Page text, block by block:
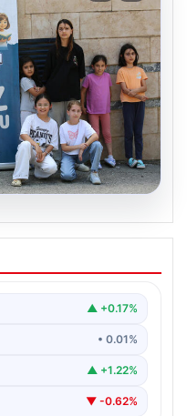
meydan
▲ +0.17%
• 0.01%
▲ +1.22%
▼ -0.62%